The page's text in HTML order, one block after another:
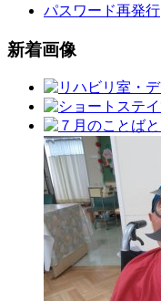
パスワード再発行
新着画像